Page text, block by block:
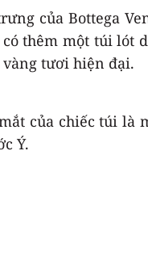
của Bottega
thêm một túi
vàng tươi hiện đại.
của chiếc túi là
Ý.